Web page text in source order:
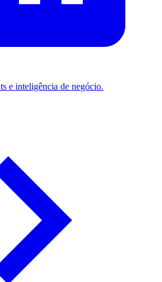
e inteligência de negócio.